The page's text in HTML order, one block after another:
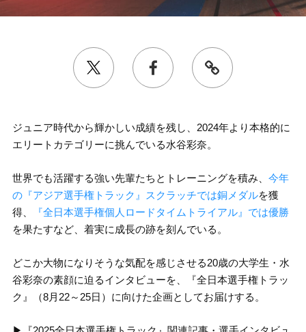
ジュニア時代から輝かしい成績を残し、2024年より本格的に
エリートカテゴリーに挑んでいる水谷彩奈。
世界でも活躍する強い先輩たちとトレーニングを積み、 今年
の『アジア選手権トラック』スクラッチでは銅メダルを獲
得、
『全日本選手権個人ロードタイムトライアル』では優勝
を果たすなど、着実に成長の跡を刻んでいる。
どこか大物になりそうな気配を感じさせる20歳の大学生・水
谷彩奈の素顔に迫るインタビューを、『全日本選手権トラッ
ク』（8月22～25日）に向けた企画としてお届けする。